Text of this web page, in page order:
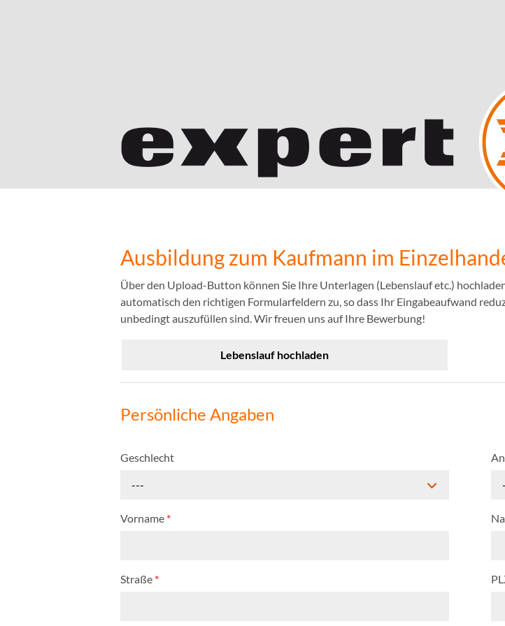
Ausbildung zum Kaufmann im
Über den Upload-Button können Sie Ihre Unterlagen (Lebenslauf etc.)
automatisch den richtigen Formularfeldern zu, so dass Ihr Eingabeaufwand
unbedingt auszufüllen sind. Wir freuen uns auf Ihre Bewerbung!
Lebenslauf hochladen
Persönliche Angaben
Geschlecht
---
Vorname *
Straße *